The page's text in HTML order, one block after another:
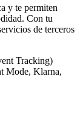
y te permiten
Con tu
de terceros
Tracking)
Mode, Klarna,